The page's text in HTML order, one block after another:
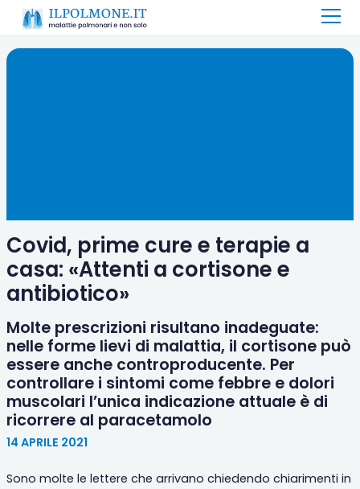
Covid, prime cure e terapie a
casa: «Attenti a cortisone e
antibiotico»
Molte prescrizioni risultano inadeguate:
nelle forme lievi di malattia, il cortisone può
essere anche controproducente. Per
controllare i sintomi come febbre e dolori
muscolari l’unica indicazione attuale è di
ricorrere al paracetamolo
14 APRILE 2021
Sono molte le lettere che arrivano chiedendo chiarimenti in